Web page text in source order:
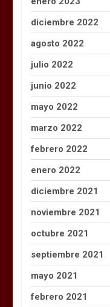
diciembre 2022
agosto 2022
julio 2022
junio 2022
mayo 2022
marzo 2022
febrero 2022
enero 2022
diciembre 2021
noviembre 2021
octubre 2021
septiembre 2021
mayo 2021
febrero 2021